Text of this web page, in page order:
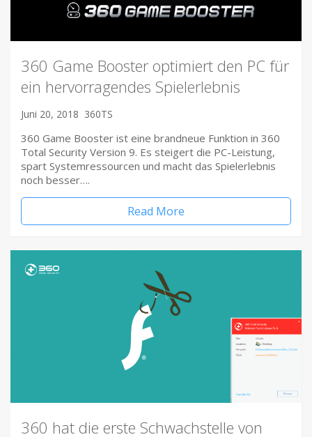
360 Game Booster optimiert den PC für
ein hervorragendes Spielerlebnis
Juni 20, 2018 360TS
360 Game Booster ist eine brandneue Funktion in 360
Total Security Version 9. Es steigert die PC-Leistung,
spart Systemressourcen und macht das Spielerlebnis
noch besser….
Read More
360 hat die erste Schwachstelle von